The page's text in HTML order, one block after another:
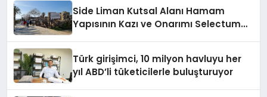
Side Liman Kutsal Alanı Hamam
Yapısının Kazı ve Onarımı Selectum
Türk girişimci, 10 milyon havluyu her
yıl ABD’li tüketicilerle buluşturuyor